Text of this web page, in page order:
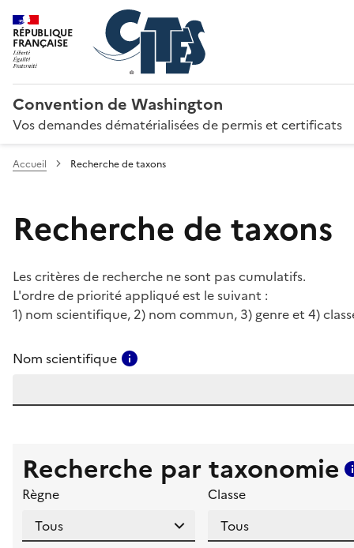
RÉPUBLIQUE
FRANÇAISE
Convention de Washington
Vos demandes dématérialisées de permis et certificats
Accueil Recherche de taxons
Recherche de taxons
Les critères de recherche ne sont pas cumulatifs.
L'ordre de priorité appliqué est le suivant :
1) nom scientifique, 2) nom commun, 3) genre et 4)
Nom scientifique
Recherche par taxonomie
Règne Classe